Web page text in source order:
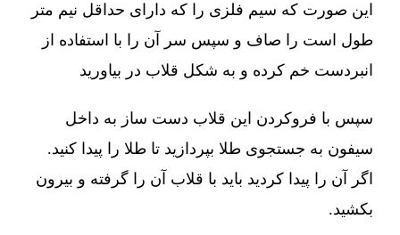
این صورت که سیم فلزی را که دارای حداقل نیم متر
طول است را صاف و سپس سر آن را با استفاده از
انبردست خم کرده و به شکل قلاب در بیاورید
سپس با فروکردن این قلاب دست ساز به داخل
سیفون به جستجوی طلا بپردازید تا طلا را پیدا کنید.
اگر آن را پیدا کردید باید با قلاب آن را گرفته و بیرون
بکشید.